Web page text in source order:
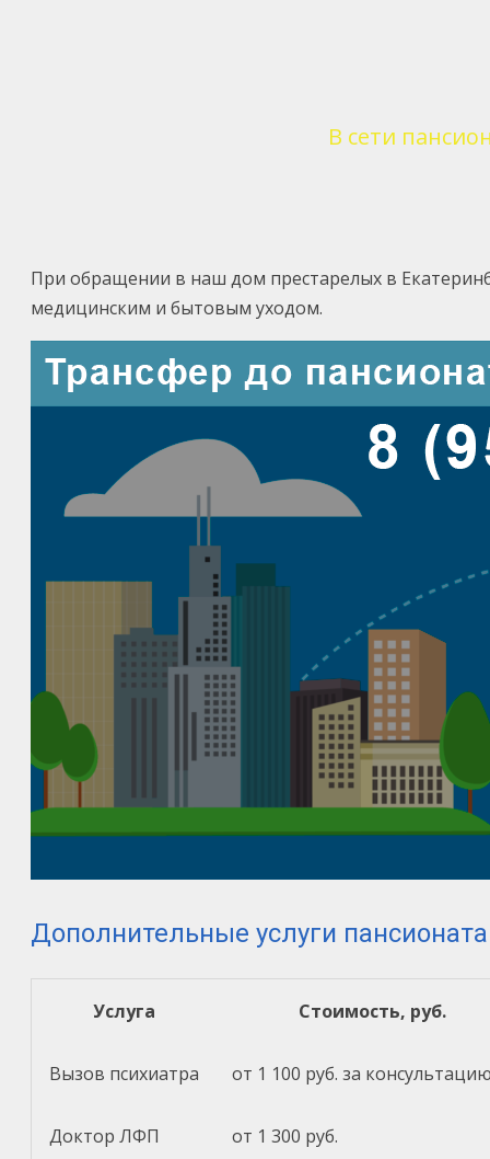
В сети
При обращении в наш дом престарелых в
медицинским и бытовым уходом.
Дополнительные услуги
Услуга Стоимость, руб.
Вызов психиатра от 1 100 руб. за
Доктор ЛФП от 1 300 руб.